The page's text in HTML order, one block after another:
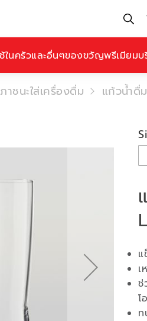
ในครัวและอื่นๆของขวัญพรีเมียมบ
ภาชนะใส่เครื่องดื่ม แก้วน้ำดื่ม
แ
เ
ช่
โ
ท